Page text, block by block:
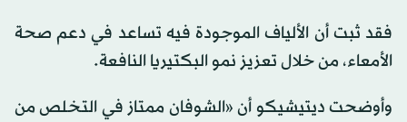
فقد ثبت أن الألياف الموجودة فيه تساعد في دعم صحة
الأمعاء، من خلال تعزيز نمو البكتيريا النافعة.
وأوضحت ديتيشيكو أن «الشوفان ممتاز في التخلص من